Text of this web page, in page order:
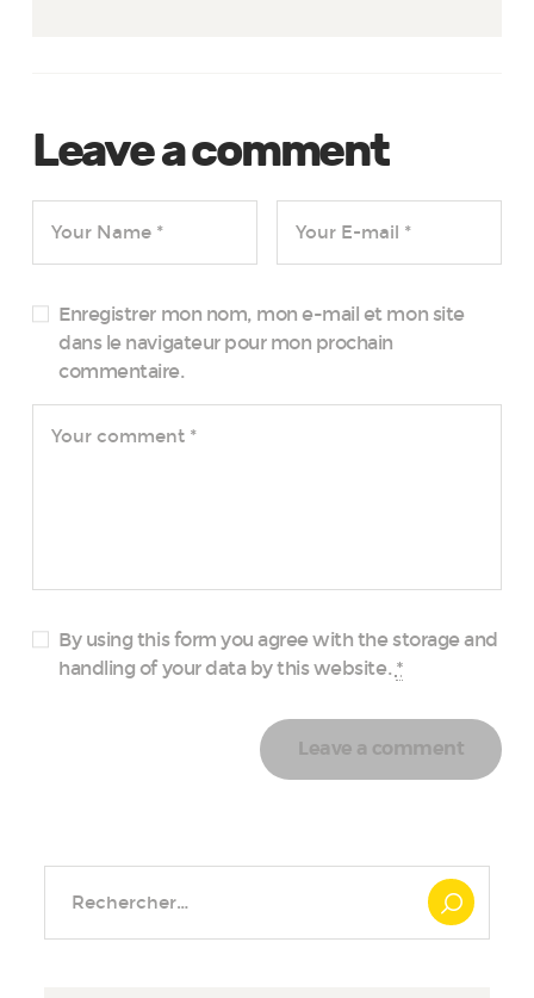
Leave a comment
Enregistrer mon nom, mon e-mail et mon site
dans le navigateur pour mon prochain
commentaire.
By using this form you agree with the storage and
handling of your data by this website. *